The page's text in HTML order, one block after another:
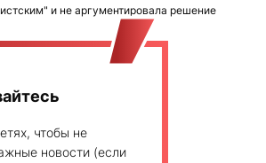
и не аргументировала решение
чтобы не
новости (если